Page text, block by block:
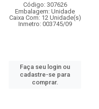
Código: 307626
Embalagem: Unidade
Caixa Com: 12 Unidade(s)
Inmetro: 003745/09
Faça seu login ou
cadastre-se para
comprar.